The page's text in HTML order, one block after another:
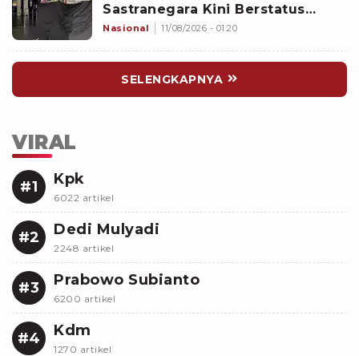
Sastranegara Kini Berstatus
Bandar Udara Internasional
Nasional 11/08/2026 - 01:20
SELENGKAPNYA
VIRAL
#1 Kpk
6022 artikel
#2 Dedi Mulyadi
2248 artikel
#3 Prabowo Subianto
6200 artikel
#4 Kdm
1270 artikel